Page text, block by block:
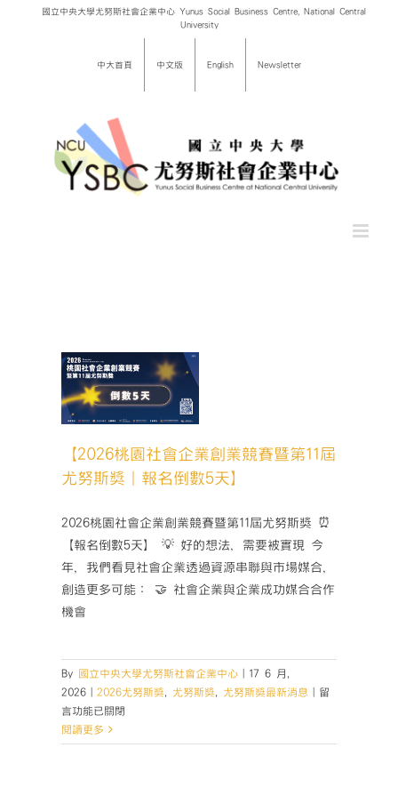
國立中央大學尤努斯社會企業中心 Yunus Social Business Centre, National Central
University
中大首頁 中文版 English Newsletter
【2026桃園社會企業創業競賽暨第11屆
尤努斯獎｜報名倒數5天】
2026桃園社會企業創業競賽暨第11屆尤努斯獎 ⏰
【報名倒數5天】 💡 好的想法，需要被實現 今
年，我們看見社會企業透過資源串聯與市場媒合，
創造更多可能： 🤝 社會企業與企業成功媒合合作
機會
By 國立中央大學尤努斯社會企業中心
17 6 月,
2026
2026尤努斯獎, 尤努斯獎, 尤努斯獎最新消息
在
園
留
言功能已關閉
閱讀更多